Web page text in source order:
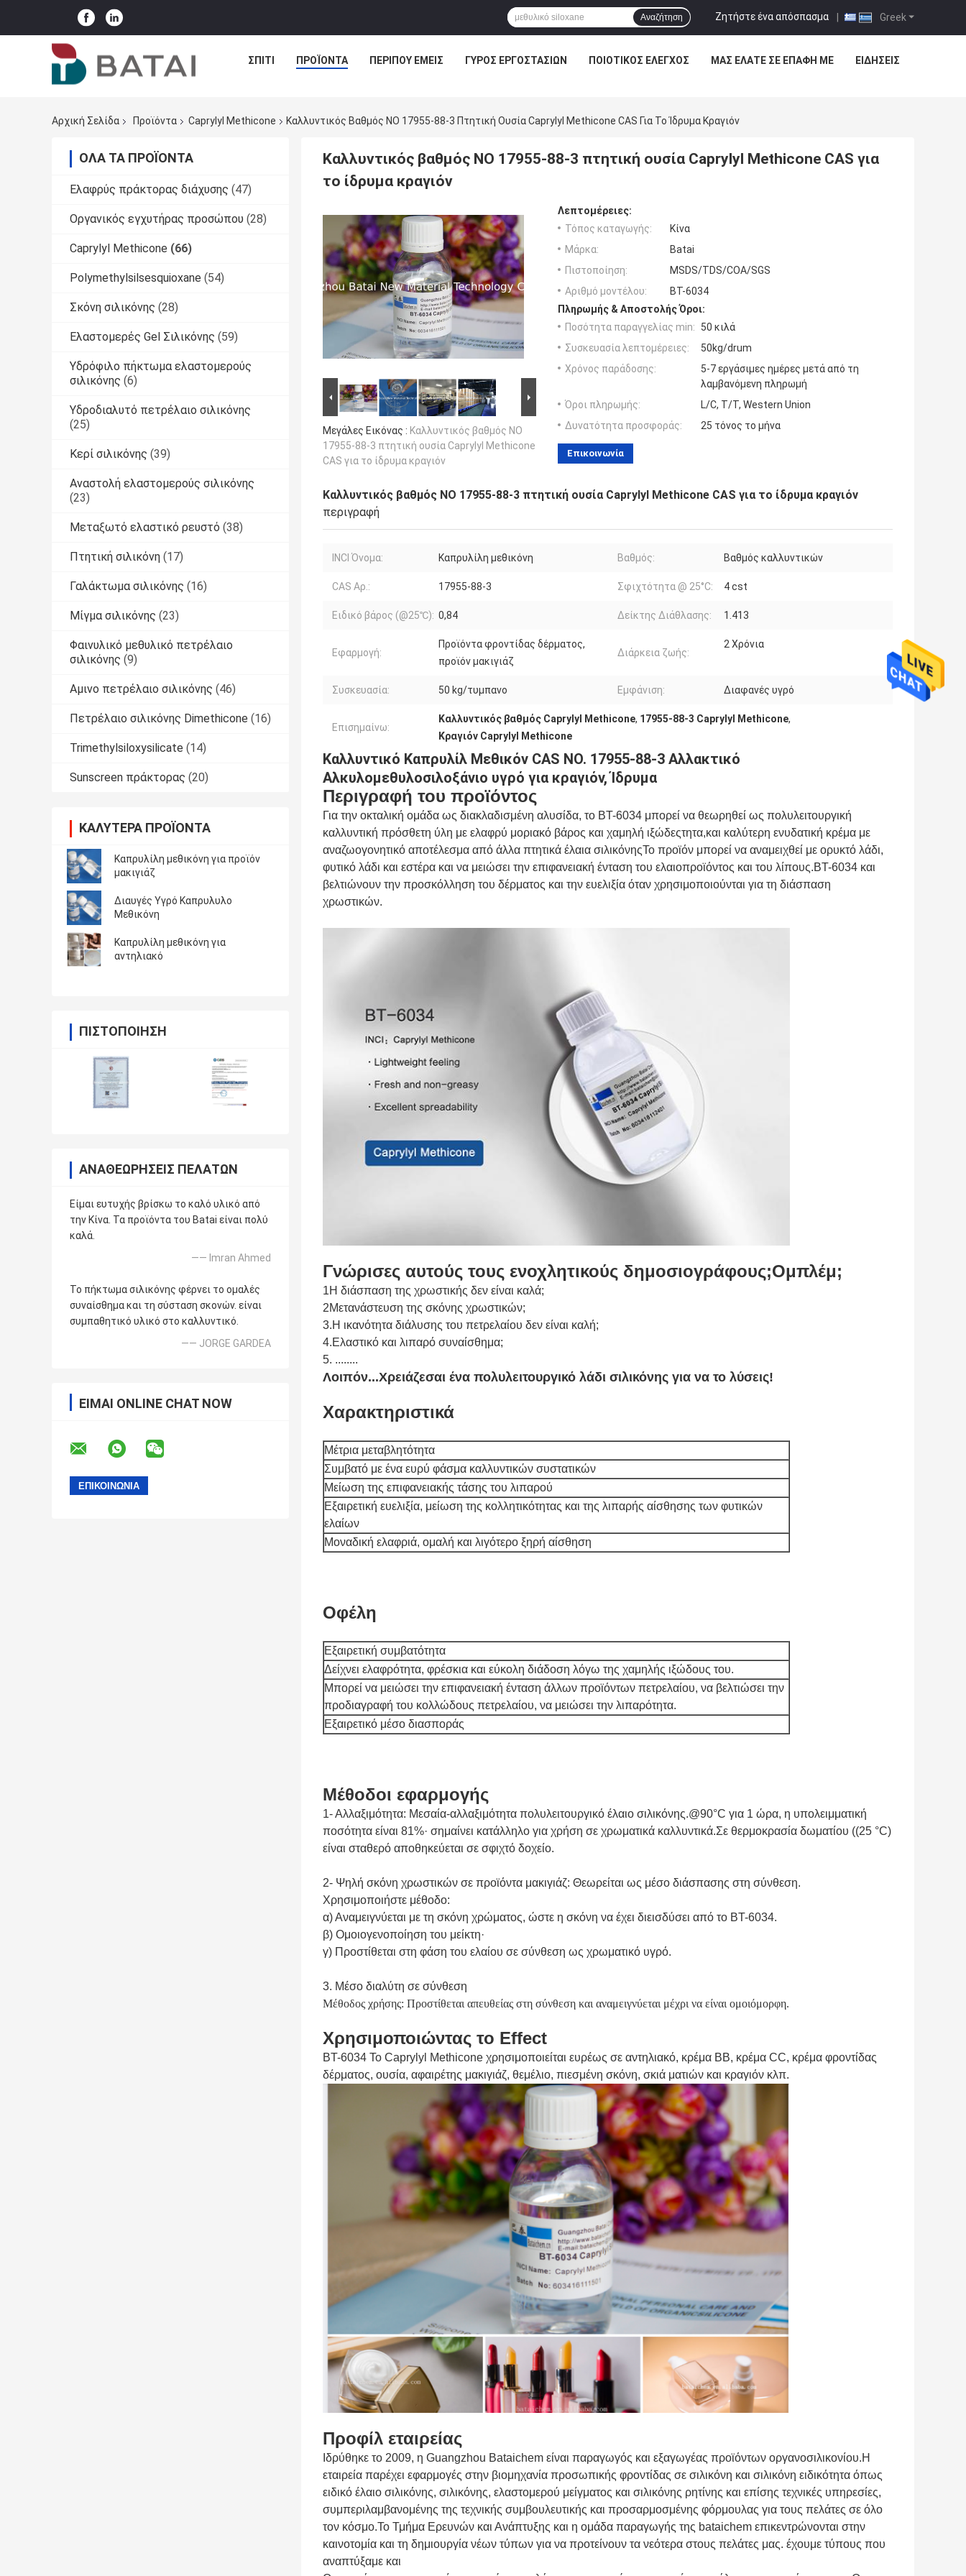
Greek
Ζητήστε ένα απόσπασμα |
Αναζήτηση
ΣΠΊΤΙ ΠΡΟΪΌΝΤΑ ΠΕΡΊΠΟΥ ΕΜΕΊΣ ΓΎΡΟΣ ΕΡΓΟΣΤΑΣΊΩΝ ΠΟΙΟΤΙΚΌΣ ΈΛΕΓΧΟΣ ΜΑΣ ΕΛΆΤΕ ΣΕ ΕΠΑΦΉ ΜΕ ΕΙΔΉΣΕΙΣ
Αρχική Σελίδα Προϊόντα Caprylyl Methicone Καλλυντικός Βαθμός ΝΟ 17955-88-3 Πτητική Ουσία Caprylyl Methicone CAS Για Το Ίδρυμα Κραγιόν
ΌΛΑ ΤΑ ΠΡΟΪΌΝΤΑ
Ελαφρύς πράκτορας διάχυσης (47)
Οργανικός εγχυτήρας προσώπου (28)
Caprylyl Methicone (66)
Polymethylsilsesquioxane (54)
Σκόνη σιλικόνης (28)
Ελαστομερές Gel Σιλικόνης (59)
Υδρόφιλο πήκτωμα ελαστομερούς
σιλικόνης (6)
Υδροδιαλυτό πετρέλαιο σιλικόνης
(25)
Κερί σιλικόνης (39)
Αναστολή ελαστομερούς σιλικόνης
(23)
Μεταξωτό ελαστικό ρευστό (38)
Πτητική σιλικόνη (17)
Γαλάκτωμα σιλικόνης (16)
Μίγμα σιλικόνης (23)
Φαινυλικό μεθυλικό πετρέλαιο
σιλικόνης (9)
Αμινο πετρέλαιο σιλικόνης (46)
Πετρέλαιο σιλικόνης Dimethicone (16)
Trimethylsiloxysilicate (14)
Sunscreen πράκτορας (20)
ΚΑΛΎΤΕΡΑ ΠΡΟΪΌΝΤΑ
Καπρυλίλη μεθικόνη για προϊόν
μακιγιάζ
Διαυγές Υγρό Καπρυλυλο
Μεθικόνη
Καπρυλίλη μεθικόνη για
αντηλιακό
ΠΙΣΤΟΠΟΊΗΣΗ
ΑΝΑΘΕΩΡΉΣΕΙΣ ΠΕΛΑΤΏΝ
Είμαι ευτυχής βρίσκω το καλό υλικό από
την Κίνα. Τα προϊόντα του Batai είναι πολύ
καλά.
—— Imran Ahmed
Το πήκτωμα σιλικόνης φέρνει το ομαλές
συναίσθημα και τη σύσταση σκονών. είναι
συμπαθητικό υλικό στο καλλυντικό.
—— JORGE GARDEA
ΕΊΜΑΙ ONLINE CHAT NOW
Καλλυντικός βαθμός ΝΟ 17955-88-3 πτητική ουσία Caprylyl Methicone CAS για
το ίδρυμα κραγιόν
Μεγάλες Εικόνας : Καλλυντικός βαθμός ΝΟ
17955-88-3 πτητική ουσία Caprylyl Methicone
CAS για το ίδρυμα κραγιόν
Λεπτομέρειες:
Τόπος καταγωγής:
Κίνα
Μάρκα:
Batai
Πιστοποίηση:
MSDS/TDS/COA/SGS
Αριθμό μοντέλου:
BT-6034
Πληρωμής & Αποστολής Όροι:
Ποσότητα παραγγελίας min:
50 κιλά
Συσκευασία λεπτομέρειες:
50kg/drum
Χρόνος παράδοσης:
5-7 εργάσιμες ημέρες μετά από τη
λαμβανόμενη πληρωμή
Όροι πληρωμής:
L/C, T/T, Western Union
Δυνατότητα προσφοράς:
25 τόνος το μήνα
Επικοινωνία
Καλλυντικός βαθμός ΝΟ 17955-88-3 πτητική ουσία Caprylyl Methicone CAS για το ίδρυμα κραγιόν
περιγραφή
INCI Όνομα: Καπρυλίλη μεθικόνη Βαθμός: Βαθμός καλλυντικών
CAS Αρ.: 17955-88-3 Σφιχτότητα @ 25°C: 4 cst
Ειδικό βάρος (@25℃): 0,84 Δείκτης Διάθλασης: 1.413
Εφαρμογή:
Προϊόντα φροντίδας δέρματος,
προϊόν μακιγιάζ
Διάρκεια ζωής:
2 Χρόνια
Συσκευασία: 50 kg/τυμπανο Εμφάνιση: Διαφανές υγρό
Επισημαίνω:
Καλλυντικός βαθμός Caprylyl Methicone, 17955-88-3 Caprylyl Methicone,
Κραγιόν Caprylyl Methicone
Καλλυντικό Καπρυλίλ Μεθικόν CAS NO. 17955-88-3 Αλλακτικό
Αλκυλομεθυλοσιλοξάνιο υγρό για κραγιόν, Ίδρυμα
Περιγραφή του προϊόντος
Για την οκταλική ομάδα ως διακλαδισμένη αλυσίδα, το BT-6034 μπορεί να θεωρηθεί ως πολυλειτουργική
καλλυντική πρόσθετη ύλη με ελαφρύ μοριακό βάρος και χαμηλή ιξώδεςτητα,και καλύτερη ενυδατική κρέμα με
αναζωογονητικό αποτέλεσμα από άλλα πτητικά έλαια σιλικόνηςΤο προϊόν μπορεί να αναμειχθεί με ορυκτό λάδι,
φυτικό λάδι και εστέρα και να μειώσει την επιφανειακή ένταση του ελαιοπροϊόντος και του λίπους.BT-6034 και
βελτιώνουν την προσκόλληση του δέρματος και την ευελιξία όταν χρησιμοποιούνται για τη διάσπαση
χρωστικών.
Γνώρισες αυτούς τους ενοχλητικούς δημοσιογράφους;Ομπλέμ;
1Η διάσπαση της χρωστικής δεν είναι καλά;
2Μετανάστευση της σκόνης χρωστικών;
3.Η ικανότητα διάλυσης του πετρελαίου δεν είναι καλή;
4.Ελαστικό και λιπαρό συναίσθημα;
5. ........
Λοιπόν...Χρειάζεσαι ένα πολυλειτουργικό λάδι σιλικόνης για να το λύσεις!
Χαρακτηριστικά
Μέτρια μεταβλητότητα
Συμβατό με ένα ευρύ φάσμα καλλυντικών συστατικών
Μείωση της επιφανειακής τάσης του λιπαρού
Εξαιρετική ευελιξία, μείωση της κολλητικότητας και της λιπαρής αίσθησης των φυτικών
ελαίων
Μοναδική ελαφριά, ομαλή και λιγότερο ξηρή αίσθηση
Οφέλη
Εξαιρετική συμβατότητα
Δείχνει ελαφρότητα, φρέσκια και εύκολη διάδοση λόγω της χαμηλής ιξώδους του.
Μπορεί να μειώσει την επιφανειακή ένταση άλλων προϊόντων πετρελαίου, να βελτιώσει την
προδιαγραφή του κολλώδους πετρελαίου, να μειώσει την λιπαρότητα.
Εξαιρετικό μέσο διασποράς
Μέθοδοι εφαρμογής
1- Αλλαξιμότητα: Μεσαία-αλλαξιμότητα πολυλειτουργικό έλαιο σιλικόνης.@90°C για 1 ώρα, η υπολειμματική
ποσότητα είναι 81%· σημαίνει κατάλληλο για χρήση σε χρωματικά καλλυντικά.Σε θερμοκρασία δωματίου ((25 °C)
είναι σταθερό αποθηκεύεται σε σφιχτό δοχείο.
2- Ψηλή σκόνη χρωστικών σε προϊόντα μακιγιάζ: Θεωρείται ως μέσο διάσπασης στη σύνθεση.
Χρησιμοποιήστε μέθοδο:
α) Αναμειγνύεται με τη σκόνη χρώματος, ώστε η σκόνη να έχει διεισδύσει από το BT-6034.
β) Ομοιογενοποίηση του μείκτη·
γ) Προστίθεται στη φάση του ελαίου σε σύνθεση ως χρωματικό υγρό.
3. Μέσο διαλύτη σε σύνθεση
Μέθοδος χρήσης: Προστίθεται απευθείας στη σύνθεση και αναμειγνύεται μέχρι να είναι ομοιόμορφη.
Χρησιμοποιώντας το Effect
BT-6034 Το Caprylyl Methicone χρησιμοποιείται ευρέως σε αντηλιακό, κρέμα BB, κρέμα CC, κρέμα φροντίδας
δέρματος, ουσία, αφαιρέτης μακιγιάζ, θεμέλιο, πιεσμένη σκόνη, σκιά ματιών και κραγιόν κλπ.
Προφίλ εταιρείας
Ιδρύθηκε το 2009, η Guangzhou Bataichem είναι παραγωγός και εξαγωγέας προϊόντων οργανοσιλικονίου.Η
εταιρεία παρέχει εφαρμογές στην βιομηχανία προσωπικής φροντίδας σε σιλικόνη και σιλικόνη ειδικότητα όπως
ειδικό έλαιο σιλικόνης, σιλικόνης, ελαστομερού μείγματος και σιλικόνης ρητίνης και επίσης τεχνικές υπηρεσίες,
συμπεριλαμβανομένης της τεχνικής συμβουλευτικής και προσαρμοσμένης φόρμουλας για τους πελάτες σε όλο
τον κόσμο.Το Τμήμα Ερευνών και Ανάπτυξης και η ομάδα παραγωγής της bataichem επικεντρώνονται στην
καινοτομία και τη δημιουργία νέων τύπων για να προτείνουν τα νεότερα στους πελάτες μας. έχουμε τύπους που
αναπτύξαμε και